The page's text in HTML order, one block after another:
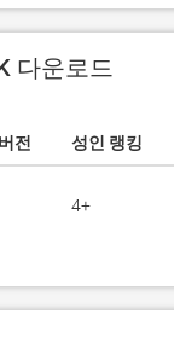
다운로드
전 성인 랭킹
4+